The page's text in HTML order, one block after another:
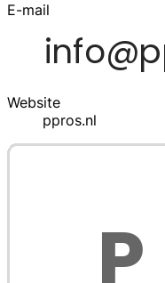
E-mail
Website
ppros.nl